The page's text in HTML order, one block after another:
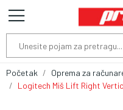
Početak Oprema za
Logitech Miš Lift Right